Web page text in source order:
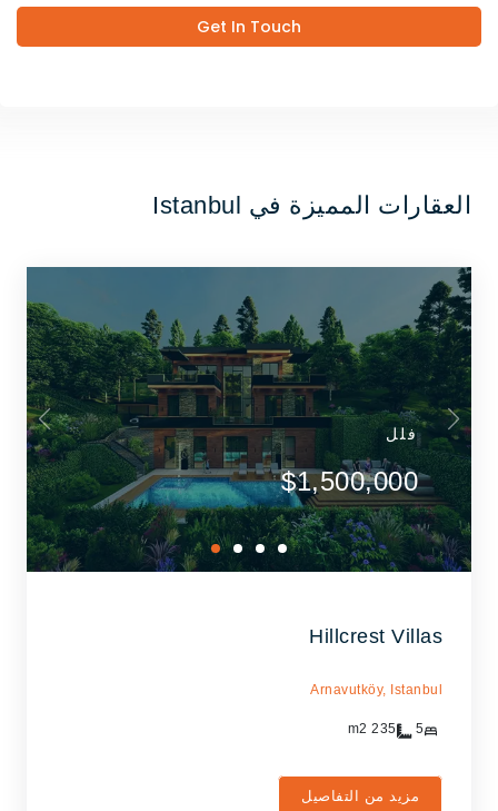
Get In Touch
العقارات المميزة في Istanbul
فلل
$1,500,000
Hillcrest Villas
Arnavutköy, Istanbul
5
235
مزيد من التفاصيل